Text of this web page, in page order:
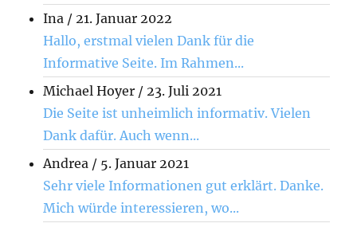
Ina /21. Januar 2022
Hallo, erstmal vielen Dank für die
Informative Seite. Im Rahmen...
Michael Hoyer /23. Juli 2021
Die Seite ist unheimlich informativ. Vielen
Dank dafür. Auch wenn...
Andrea / 5. Januar 2021
Sehr viele Informationen gut erklärt. Danke.
Mich würde interessieren, wo...